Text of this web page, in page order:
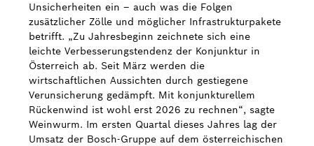
Unsicherheiten ein – auch was die Folgen
zusätzlicher Zölle und möglicher Infrastrukturpakete
betrifft. „Zu Jahresbeginn zeichnete sich eine
leichte Verbesserungstendenz der Konjunktur in
Österreich ab. Seit März werden die
wirtschaftlichen Aussichten durch gestiegene
Verunsicherung gedämpft. Mit konjunkturellem
Rückenwind ist wohl erst 2026 zu rechnen“, sagte
Weinwurm. Im ersten Quartal dieses Jahres lag der
Umsatz der Bosch-Gruppe auf dem österreichischen